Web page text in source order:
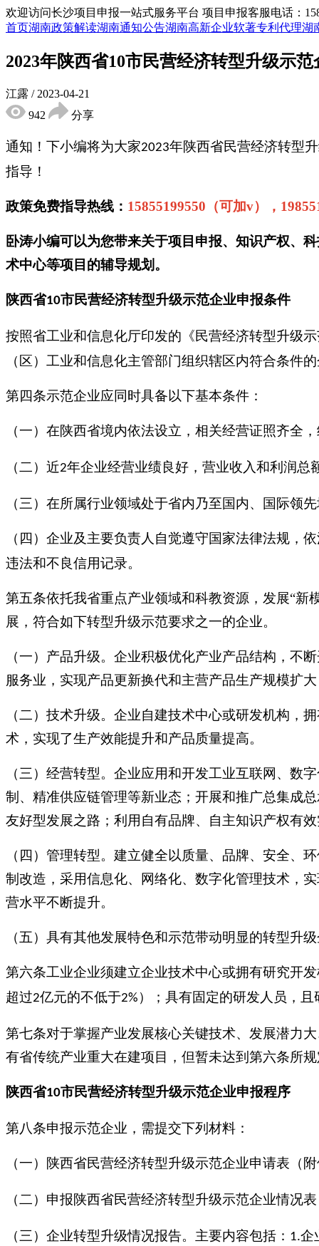
欢迎访问长沙项目申报一站式服务平台 项目申报客服电话：
首页湖南政策解读湖南通知公告湖南高新企业软著专利代理湖
2023年陕西省10市民营经济转型升级示
江露 / 2023-04-21
942
分享
通知！下小编将为大家2023年陕西省民营经济转型
指导！
政策免费指导热线： 15855199550（可加v），
卧涛小编可以为您带来关于项目申报、知识产权、
术中心等项目的辅导规划。
陕西省10市民营经济转型升级示范企业申报条件
按照省工业和信息化厅印发的《民营经济转型升级
（区）工业和信息化主管部门组织辖区内符合条件
第四条示范企业应同时具备以下基本条件：
（一）在陕西省境内依法设立，相关经营证照齐全
（二）近2年企业经营业绩良好，营业收入和利润总
（三）在所属行业领域处于省内乃至国内、国际领
（四）企业及主要负责人自觉遵守国家法律法规，
违法和不良信用记录。
第五条依托我省重点产业领域和科教资源，发展“新
展，符合如下转型升级示范要求之一的企业。
（一）产品升级。企业积极优化产业产品结构，不
服务业，实现产品更新换代和主营产品生产规模扩
（二）技术升级。企业自建技术中心或研发机构，
术，实现了生产效能提升和产品质量提高。
（三）经营转型。企业应用和开发工业互联网、数
制、精准供应链管理等新业态；开展和推广总集成
友好型发展之路；利用自有品牌、自主知识产权有
（四）管理转型。建立健全以质量、品牌、安全、
制改造，采用信息化、网络化、数字化管理技术，
营水平不断提升。
（五）具有其他发展特色和示范带动明显的转型升
第六条工业企业须建立企业技术中心或拥有研究开
超过2亿元的不低于2% ）；具有固定的研发人员，
第七条对于掌握产业发展核心关键技术、发展潜力
有省传统产业重大在建项目，但暂未达到第六条所
陕西省10市民营经济转型升级示范企业申报程序
第八条申报示范企业，需提交下列材料：
（一）陕西省民营经济转型升级示范企业申请表（
（二）申报陕西省民营经济转型升级示范企业情况
（三）企业转型升级情况报告。主要内容包括： 1.企